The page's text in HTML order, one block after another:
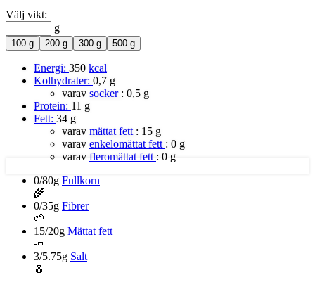
Välj vikt:
g
100 g 200 g 300 g 500 g
Energi: 350 kcal
Kolhydrater: 0,7 g
varav socker : 0,5 g
Protein: 11 g
Fett: 34 g
varav mättat fett : 15 g
varav enkelomättat fett : 0 g
varav fleromättat fett : 0 g
0/80g Fullkorn
🌾
0/35g Fibrer
🌱
15/20g Mättat fett
🧈
3/5.75g Salt
🧂